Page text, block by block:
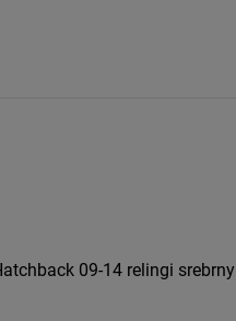
09-14 relingi srebrny